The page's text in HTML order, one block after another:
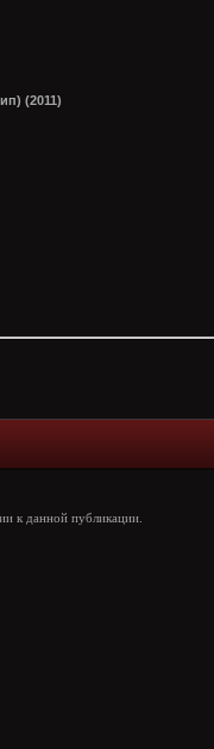
(2011)
к данной публикации.